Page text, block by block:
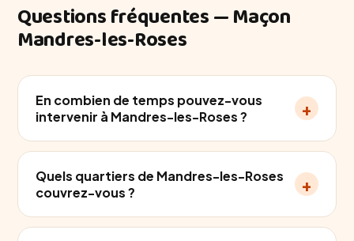
Questions fréquentes — Maçon
Mandres-les-Roses
En combien de temps pouvez-vous
intervenir à Mandres-les-Roses ?
+
Quels quartiers de Mandres-les-Roses
couvrez-vous ?
+